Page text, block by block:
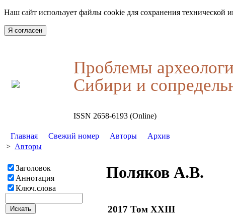
Наш сайт использует файлы cookie для сохранения
Я согласен
Проблемы
Сибири и
ISSN 2658-6193 (Online)
Главная Свежий номер Авторы
Архив
> Авторы
Заголовок
Аннотация
Ключ.слова
Поляков А.В.
2017 Том XXIII